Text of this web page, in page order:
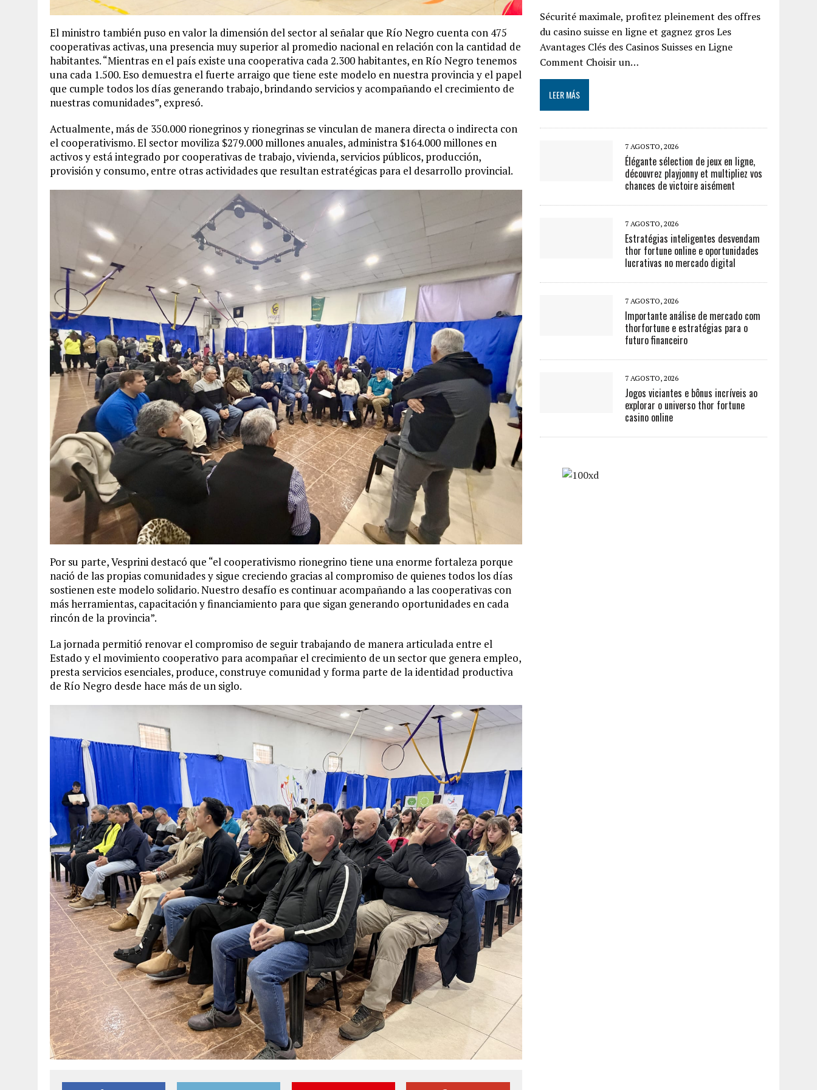
El ministro también puso en valor la dimensión del sector al señalar que Río Negro cuenta con 475
cooperativas activas, una presencia muy superior al promedio nacional en relación con la cantidad de
habitantes. “Mientras en el país existe una cooperativa cada 2.300 habitantes, en Río Negro tenemos
una cada 1.500. Eso demuestra el fuerte arraigo que tiene este modelo en nuestra provincia y el papel
que cumple todos los días generando trabajo, brindando servicios y acompañando el crecimiento de
nuestras comunidades”, expresó.
Actualmente, más de 350.000 rionegrinos y rionegrinas se vinculan de manera directa o indirecta con
el cooperativismo. El sector moviliza $279.000 millones anuales, administra $164.000 millones en
activos y está integrado por cooperativas de trabajo, vivienda, servicios públicos, producción,
provisión y consumo, entre otras actividades que resultan estratégicas para el desarrollo provincial.
Por su parte, Vesprini destacó que “el cooperativismo rionegrino tiene una enorme fortaleza porque
nació de las propias comunidades y sigue creciendo gracias al compromiso de quienes todos los días
sostienen este modelo solidario. Nuestro desafío es continuar acompañando a las cooperativas con
más herramientas, capacitación y financiamiento para que sigan generando oportunidades en cada
rincón de la provincia”.
La jornada permitió renovar el compromiso de seguir trabajando de manera articulada entre el
Estado y el movimiento cooperativo para acompañar el crecimiento de un sector que genera empleo,
presta servicios esenciales, produce, construye comunidad y forma parte de la identidad productiva
de Río Negro desde hace más de un siglo.
Sécurité maximale, profitez pleinement des offres
du casino suisse en ligne et gagnez gros Les
Avantages Clés des Casinos Suisses en Ligne
Comment Choisir un…
LEER MÁS
7 AGOSTO, 2026
Élégante sélection de jeux en ligne,
découvrez playjonny et multipliez vos
chances de victoire aisément
7 AGOSTO, 2026
Estratégias inteligentes desvendam
thor fortune online e oportunidades
lucrativas no mercado digital
7 AGOSTO, 2026
Importante análise de mercado com
thorfortune e estratégias para o
futuro financeiro
7 AGOSTO, 2026
Jogos viciantes e bônus incríveis ao
explorar o universo thor fortune
casino online